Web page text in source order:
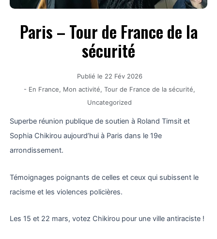
Paris – Tour de France de la
sécurité
Publié le 22 Fév 2026
- En France, Mon activité, Tour de France de la sécurité,
Uncategorized
Superbe réunion publique de soutien à Roland Timsit et
Sophia Chikirou aujourd’hui à Paris dans le 19e
arrondissement.
Témoignages poignants de celles et ceux qui subissent le
racisme et les violences policières.
Les 15 et 22 mars, votez Chikirou pour une ville antiraciste !